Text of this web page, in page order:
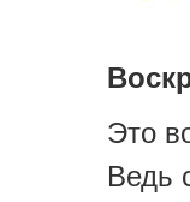
Это
Ведь